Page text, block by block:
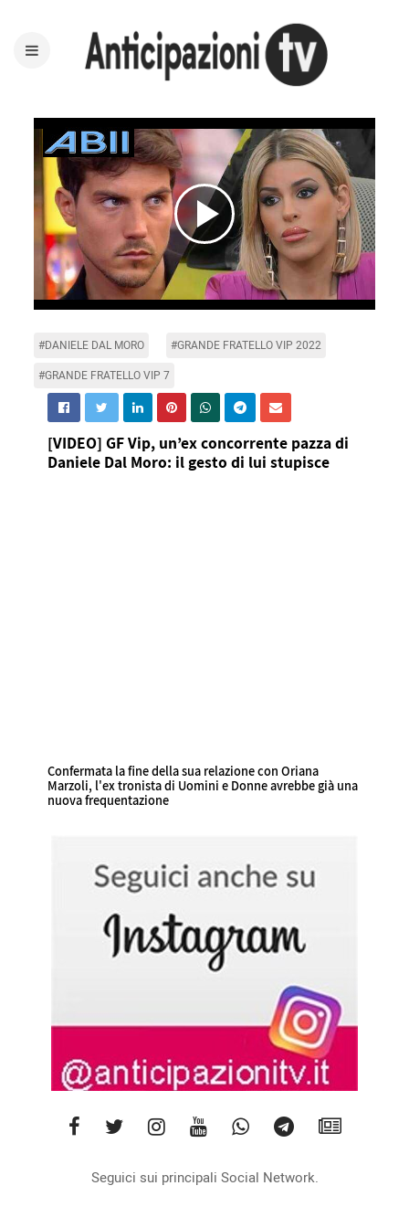
Play
Video
#DANIELE DAL MORO
#GRANDE FRATELLO VIP 2022
#GRANDE FRATELLO VIP 7
[VIDEO] GF Vip, un’ex concorrente pazza di
Daniele Dal Moro: il gesto di lui stupisce
Confermata la fine della sua relazione con Oriana
Marzoli, l'ex tronista di Uomini e Donne avrebbe già una
nuova frequentazione
Seguici sui principali Social Network.